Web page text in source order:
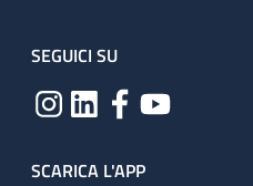
SEGUICI SU
SCARICA L'APP